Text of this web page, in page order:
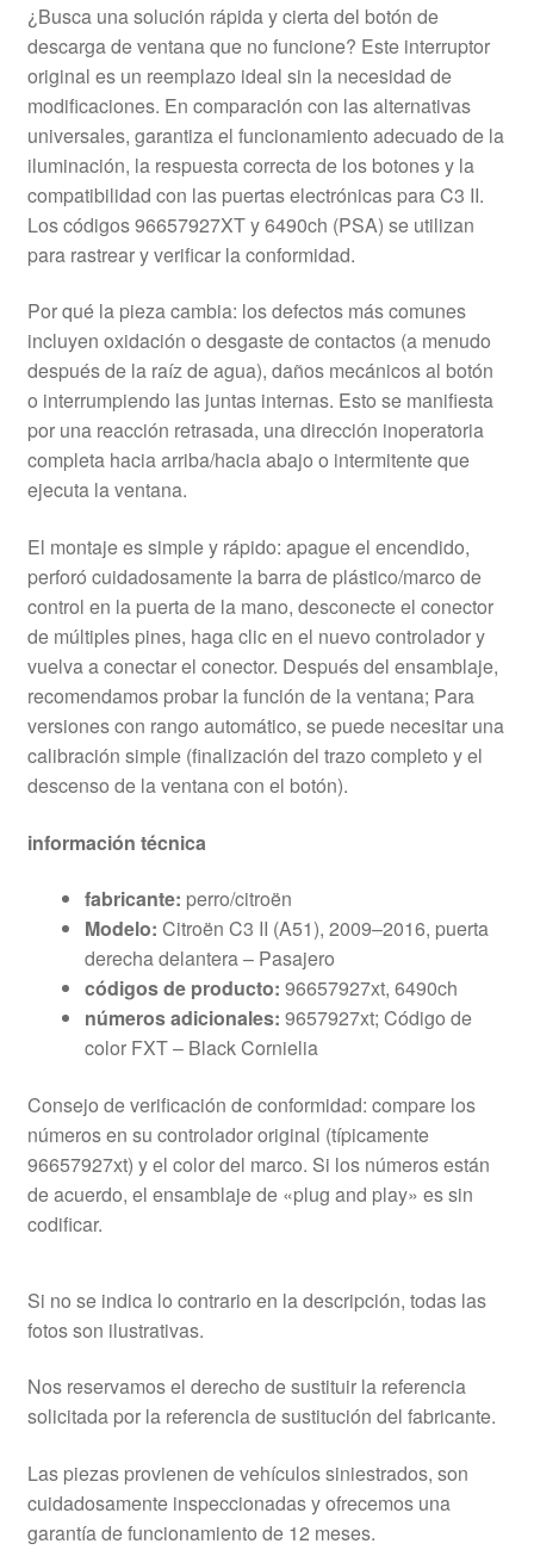
¿Busca una solución rápida y cierta del botón de
descarga de ventana que no funcione? Este interruptor
original es un reemplazo ideal sin la necesidad de
modificaciones. En comparación con las alternativas
universales, garantiza el funcionamiento adecuado de la
iluminación, la respuesta correcta de los botones y la
compatibilidad con las puertas electrónicas para C3 II.
Los códigos 96657927XT y 6490ch (PSA) se utilizan
para rastrear y verificar la conformidad.
Por qué la pieza cambia: los defectos más comunes
incluyen oxidación o desgaste de contactos (a menudo
después de la raíz de agua), daños mecánicos al botón
o interrumpiendo las juntas internas. Esto se manifiesta
por una reacción retrasada, una dirección inoperatoria
completa hacia arriba/hacia abajo o intermitente que
ejecuta la ventana.
El montaje es simple y rápido: apague el encendido,
perforó cuidadosamente la barra de plástico/marco de
control en la puerta de la mano, desconecte el conector
de múltiples pines, haga clic en el nuevo controlador y
vuelva a conectar el conector. Después del ensamblaje,
recomendamos probar la función de la ventana; Para
versiones con rango automático, se puede necesitar una
calibración simple (finalización del trazo completo y el
descenso de la ventana con el botón).
información técnica
fabricante: perro/citroën
Modelo: Citroën C3 II (A51), 2009–2016, puerta
derecha delantera – Pasajero
códigos de producto: 96657927xt, 6490ch
números adicionales: 9657927xt; Código de
color FXT – Black Cornielia
Consejo de verificación de conformidad: compare los
números en su controlador original (típicamente
96657927xt) y el color del marco. Si los números están
de acuerdo, el ensamblaje de «plug and play» es sin
codificar.
Si no se indica lo contrario en la descripción, todas las
fotos son ilustrativas.
Nos reservamos el derecho de sustituir la referencia
solicitada por la referencia de sustitución del fabricante.
Las piezas provienen de vehículos siniestrados, son
cuidadosamente inspeccionadas y ofrecemos una
garantía de funcionamiento de 12 meses.